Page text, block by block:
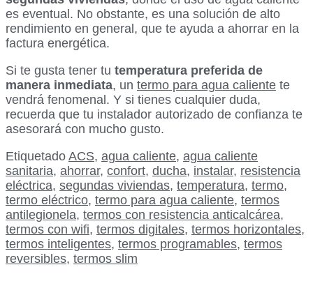
es eventual. No obstante, es una solución de alto
rendimiento en general, que te ayuda a ahorrar en la
factura energética.
Si te gusta tener tu temperatura preferida de
manera inmediata, un termo para agua caliente te
vendrá fenomenal. Y si tienes cualquier duda,
recuerda que tu instalador autorizado de confianza te
asesorará con mucho gusto.
Etiquetado ACS, agua caliente, agua caliente
sanitaria, ahorrar, confort, ducha, instalar, resistencia
eléctrica, segundas viviendas, temperatura, termo,
termo eléctrico, termo para agua caliente, termos
antilegionela, termos con resistencia anticalcárea,
termos con wifi, termos digitales, termos horizontales,
termos inteligentes, termos programables, termos
reversibles, termos slim